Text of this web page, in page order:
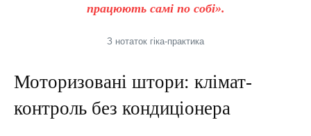
працюють самі по собі».
З нотаток гіка-практика
Моторизовані штори: клімат-
контроль без кондиціонера